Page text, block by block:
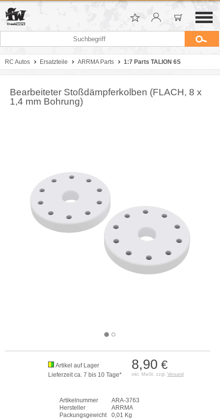
RC Autos Ersatzteile ARRMA Parts 1:7 Parts TALION 6S
Bearbeiteter Stoßdämpferkolben (FLACH, 8 x
1,4 mm Bohrung)
8,90 €
inkl. MwSt. zzgl. Versand
Artikel auf Lager
Lieferzeit ca. 7 bis 10 Tage*
Artikelnummer
ARA-3763
Hersteller
ARRMA
Packungsgewicht
0,01 Kg